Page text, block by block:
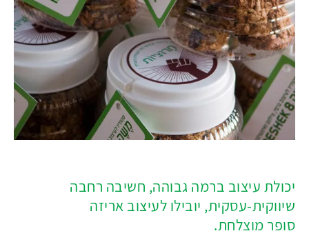
‎יכולת עיצוב ברמה גבוהה, חשיבה רחבה
שיווקית-עסקית, ‎יובילו לעיצוב אריזה
סופר מוצלחת.